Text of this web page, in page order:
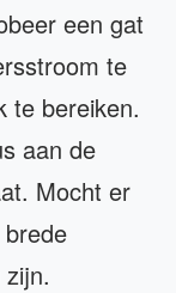
een gat
te
te bereiken.
aan de
Mocht er